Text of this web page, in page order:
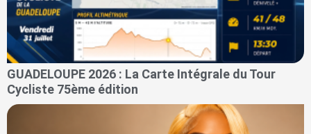
GUADELOUPE 2026 : La Carte Intégrale du Tour
Cycliste 75ème édition